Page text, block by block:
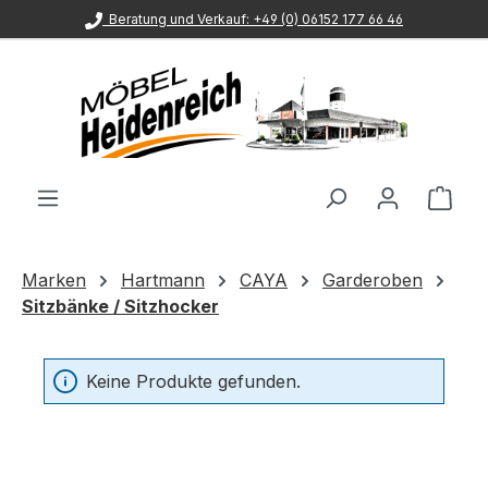
Zum Hauptinhalt springen
Beratung und Verkauf: +49 (0) 06152 177 66 46
Marken Hartmann CAYA
Garderoben
Sitzbänke / Sitzhocker
Keine Produkte gefunden.